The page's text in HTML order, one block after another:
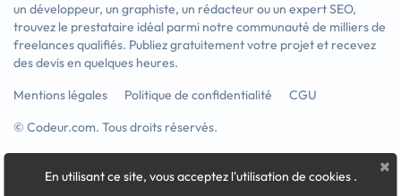
un développeur, un graphiste, un rédacteur ou un expert SEO,
trouvez le prestataire idéal parmi notre communauté de milliers de
freelances qualifiés. Publiez gratuitement votre projet et recevez
des devis en quelques heures.
Mentions légales
Politique de confidentialité
CGU
© Codeur.com. Tous droits réservés.
×
En utilisant ce site, vous acceptez l'utilisation de cookies .